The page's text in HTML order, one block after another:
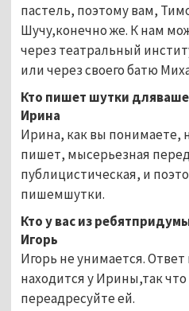
пастель, поэтому вам,
Шучу,конечно же. К нам
через театральный
или через своего батю
Кто пишет шутки
Ирина
Ирина, как вы понимаете,
пишет, мысерьезная
публицистическая, и
пишемшутки.
Кто у вас из
Игорь
Игорь не унимается. Ответ
находится у Ирины,так что
переадресуйте ей.